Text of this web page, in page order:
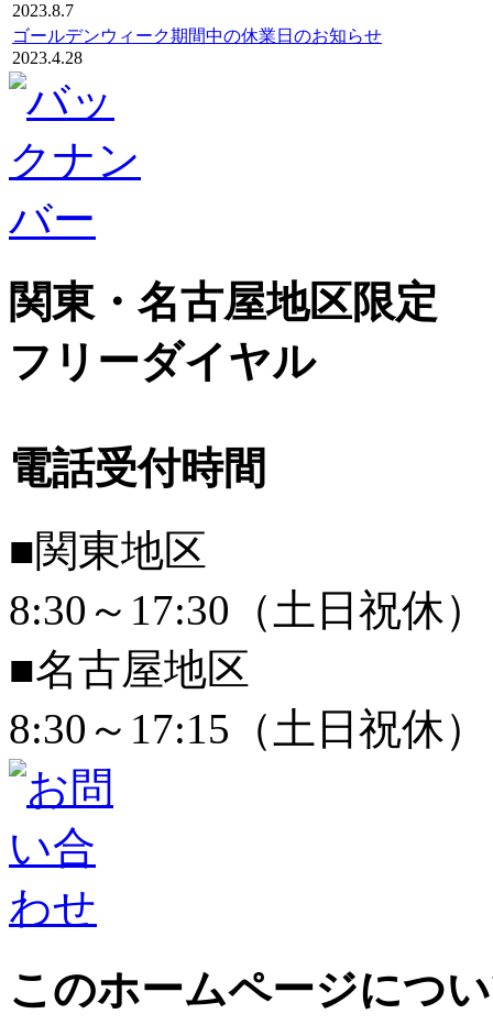
2023.8.7
ゴールデンウィーク期間中の休業日のお知らせ
2023.4.28
関東・名古屋地区限定
フリーダイヤル
電話受付時間
■関東地区
8:30～17:30（土日祝休）
■名古屋地区
8:30～17:15（土日祝休）
このホームページにつ